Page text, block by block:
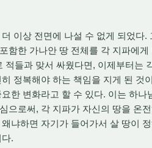
이상 전면에 나설 수 없게 되었다.
함한 가나안 땅 전체를 각 지파에게
들과 맞서 싸웠다면, 이제부터는
정복해야 하는 책임을 지게 된 것
한 변화라고 할 수 있다. 이는 하나
으로써, 각 지파가 자신의 땅을 온
냐하면 자기가 들어가서 살 땅이
.